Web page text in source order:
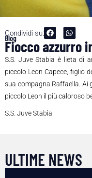
Condividi su:
Blog
Fiocco azzurro
S.S. Juve Stabia è lieta di
piccolo Leon Capece, figlio
sua compagna Raffaella. Ai
piccolo Leon il più caloroso
S.S. Juve Stabia
ULTIME NEWS